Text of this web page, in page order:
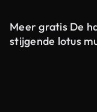
Meer gratis De
stijgende lotus